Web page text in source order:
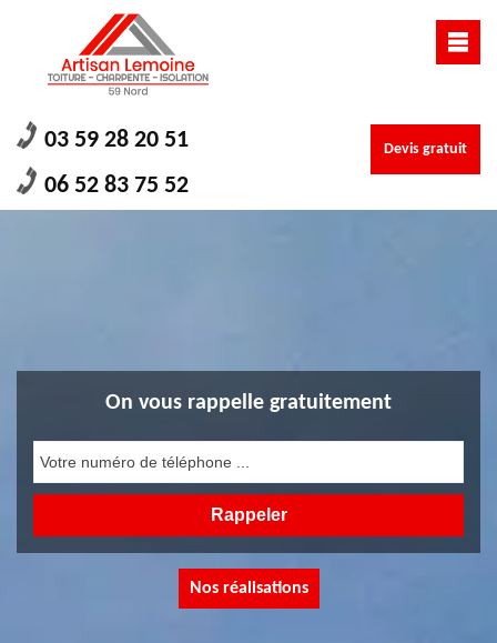
03 59 28 20 51
06 52 83 75 52
Devis gratuit
On vous rappelle gratuitement
Nos réalisations